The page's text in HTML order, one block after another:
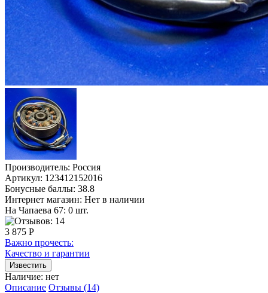
Производитель: Россия
Артикул: 123412152016
Бонусные баллы: 38.8
Интернет магазин: Нет в наличии
На Чапаева 67: 0 шт.
3 875 Р
Важно прочесть:
Качество и гарантии
Наличие: нет
Описание Отзывы (14)